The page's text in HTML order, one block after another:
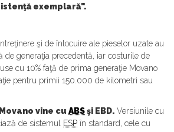
exemplară".
şi de înlocuire ale pieselor uzate au
de generaţia precedentă, iar costurile de
cu 10% faţă de prima generaţie Movano
pentru primii 150.000 de kilometri sau
vine cu ABSşi EBD. Versiunile cu
de sistemul ESP în standard, cele cu